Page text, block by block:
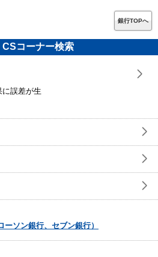
銀行TOPへ
CSコーナー検索
誤差が生
ソン銀行、セブン銀行）